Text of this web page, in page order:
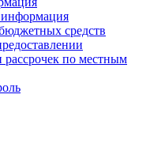
информация
средств
рассрочек по местным